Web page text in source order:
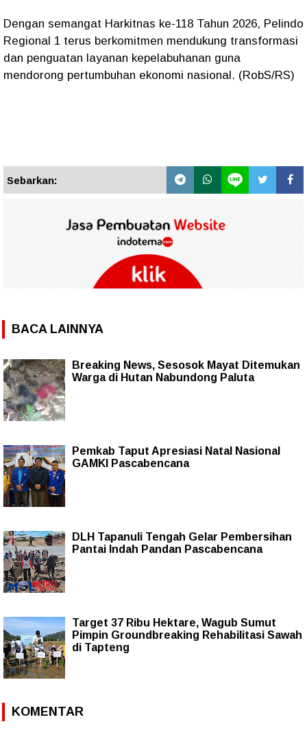
Dengan semangat Harkitnas ke-118 Tahun 2026, Pelindo
Regional 1 terus berkomitmen mendukung transformasi
dan penguatan layanan kepelabuhanan guna
mendorong pertumbuhan ekonomi nasional. (RobS/RS)
Sebarkan:
BACA LAINNYA
Breaking News, Sesosok Mayat Ditemukan
Warga di Hutan Nabundong Paluta
Pemkab Taput Apresiasi ‎Natal Nasional
GAMKI Pascabencana
DLH Tapanuli Tengah Gelar Pembersihan
Pantai Indah Pandan Pascabencana
Target 37 Ribu Hektare, Wagub Sumut
Pimpin Groundbreaking Rehabilitasi Sawah
di Tapteng
KOMENTAR